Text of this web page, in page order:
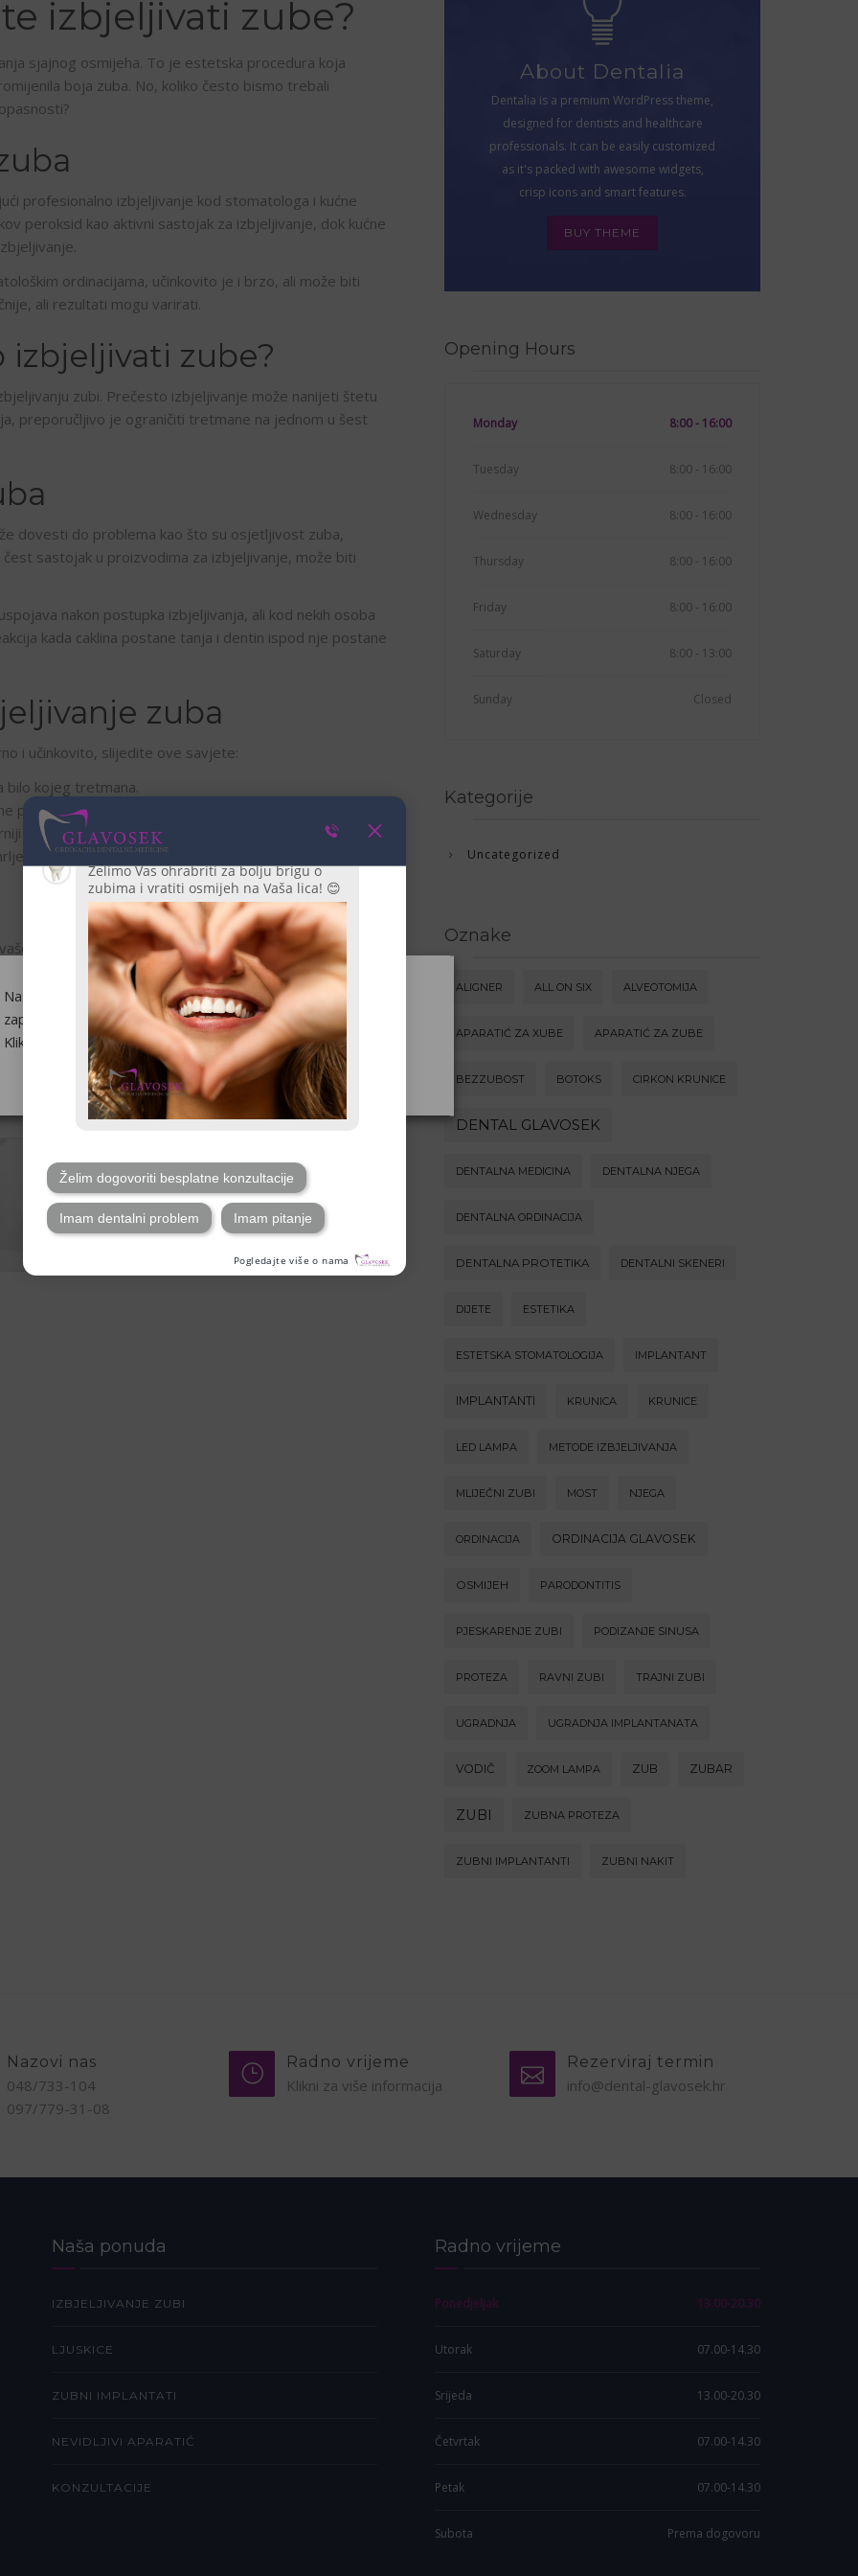
izbjeljivati zube?
sjajnog osmijeha. To je estetska procedura koja
boja zuba. No, koliko često bismo trebali
profesionalno izbjeljivanje kod stomatologa i kućne
peroksid kao aktivni sastojak za izbjeljivanje, dok kućne
ordinacijama, učinkovito je i brzo, ali može biti
ali rezultati mogu varirati.
izbjeljivati zube?
zubi. Prečesto izbjeljivanje može nanijeti štetu
preporučljivo je ograničiti tretmane na jednom u šest
dovesti do problema kao što su osjetljivost zuba,
sastojak u proizvodima za izbjeljivanje, može biti
nakon postupka izbjeljivanja, ali kod nekih osoba
kada caklina postane tanja i dentin ispod nje postane
zuba
i učinkovito, slijedite ove savjete:
kojeg tretmana.
prekoračujte preporučeno trajanje tretmana.
i nadgledani od strane stručnjaka.
na zubima.
osmijeha, ali važno je biti oprezan kako bi se
sa stomatologom ključni su koraci za postizanje
umjerenost osigurava zdravlje vaših zubi na duge
SHARE:
NEXT POST
Koliko dugo traju zubni
implantati?
About Dentalia
Dentalia is a premium WordPress theme,
designed for dentists and healthcare
professionals. It can be easily customized
as it's packed with awesome widgets,
crisp icons and smart features.
BUY THEME
Opening Hours
Monday 8:00 - 16:00
Tuesday 8:00 - 16:00
Wednesday 8:00 - 16:00
Thursday 8:00 - 16:00
Friday 8:00 - 16:00
Saturday 8:00 - 13:00
Sunday Closed
Kategorije
Uncategorized
Oznake
ALIGNER ALL ON SIX ALVEOTOMIJA
APARATIĆ ZA XUBE APARATIĆ ZA ZUBE
BEZZUBOST BOTOKS CIRKON KRUNICE
DENTAL GLAVOSEK
DENTALNA MEDICINA DENTALNA NJEGA
DENTALNA ORDINACIJA
DENTALNA PROTETIKA DENTALNI SKENERI
DIJETE ESTETIKA
ESTETSKA STOMATOLOGIJA IMPLANTANT
IMPLANTANTI KRUNICA KRUNICE
LED LAMPA METODE IZBJELJIVANJA
MLIJEČNI ZUBI MOST NJEGA
ORDINACIJA ORDINACIJA GLAVOSEK
OSMIJEH PARODONTITIS
PJESKARENJE ZUBI PODIZANJE SINUSA
PROTEZA RAVNI ZUBI TRAJNI ZUBI
UGRADNJA UGRADNJA IMPLANTANATA
VODIČ ZOOM LAMPA ZUB ZUBAR
ZUBI ZUBNA PROTEZA
ZUBNI IMPLANTANTI ZUBNI NAKIT
Nazovi nas
048/733-104
097/779-31-08
Radno vrijeme
Klikni za više informacija
Rezerviraj termin
info@dental-glavosek.hr
Naša ponuda
IZBJELJIVANJE ZUBI
LJUSKICE
ZUBNI IMPLANTATI
NEVIDLJIVI APARATIĆ
KONZULTACIJE
Radno vrijeme
Ponedjeljak 13.00-20.30
Utorak 07.00-14.30
Srijeda 13.00-20.30
Četvrtak 07.00-14.30
Petak 07.00-14.30
Subota Prema dogovoru
Naša web-stranica upotrebljava kolačiće kako bismo Vas
zapamtili i razumjeli kako upotrebljavate našu web-stranicu.
Klikom na "Prihvaćam" pristajete na upotrebu SVIH kolačića.
Saznaj više Postavke kolačića Prihvaćam